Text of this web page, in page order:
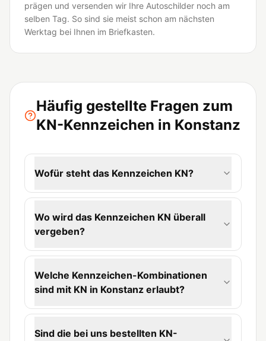
prägen und versenden wir Ihre Autoschilder noch am
selben Tag. So sind sie meist schon am nächsten
Werktag bei Ihnen im Briefkasten.
Häufig gestellte Fragen zum
KN-Kennzeichen in Konstanz
Wofür steht das Kennzeichen KN?
Wo wird das Kennzeichen KN überall
vergeben?
Welche Kennzeichen-Kombinationen
sind mit KN in Konstanz erlaubt?
Sind die bei uns bestellten KN-